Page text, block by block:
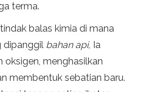
terma.
balas kimia di mana
dipanggil bahan api, Ia
oksigen, menghasilkan
membentuk sebatian baru.